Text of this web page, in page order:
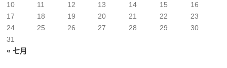
« 七月
10
11 12 13 14 15
16
17
18 19 20 21 22
23
24
25 26 27 28 29
30
31